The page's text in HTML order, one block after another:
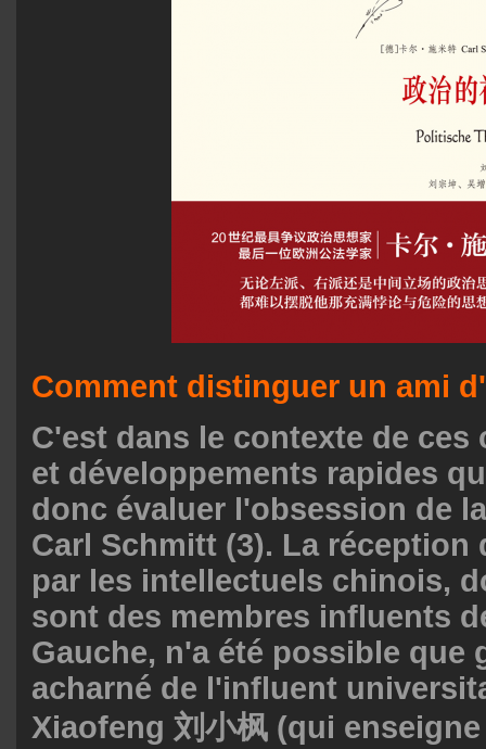
Comment distinguer un ami
C'est dans le contexte de ces
et développements rapides
donc évaluer l'obsession de
Carl Schmitt (3). La réception
par les intellectuels chinois,
sont des membres influents
Gauche, n'a été possible que
acharné de l'influent
Xiaofeng 刘小枫 (qui